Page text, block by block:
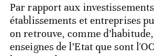
Par rapport aux
établissements et entreprises
on retrouve, comme
enseignes de l’Etat que sont